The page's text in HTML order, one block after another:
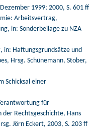
1999; 2000, S. 601 ff
Arbeitsvertrag,
in: Sonderbeilage zu NZA
Haftungsgrundsätze und
Hrsg. Schünemann, Stober,
Schicksal einer
für
Rechtsgeschichte, Hans
Jörn Eckert, 2003, S. 203 ff